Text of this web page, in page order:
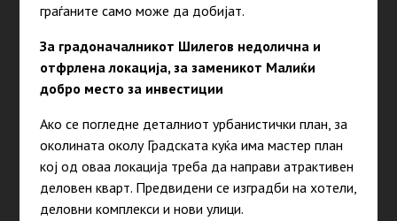
граѓаните само може да добијат.
За градоначалникот Шилегов недолична и
отфрлена локација, за заменикот Малиќи
добро место за инвестиции
Ако се погледне деталниот урбанистички план, за
околината околу Градската куќа има мастер план
кој од оваа локација треба да направи атрактивен
деловен кварт. Предвидени се изградби на хотели,
деловни комплекси и нови улици.